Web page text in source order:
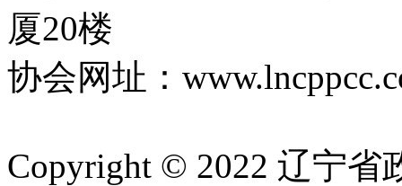
厦20楼
协会网址：
Copyright © 2022 辽宁